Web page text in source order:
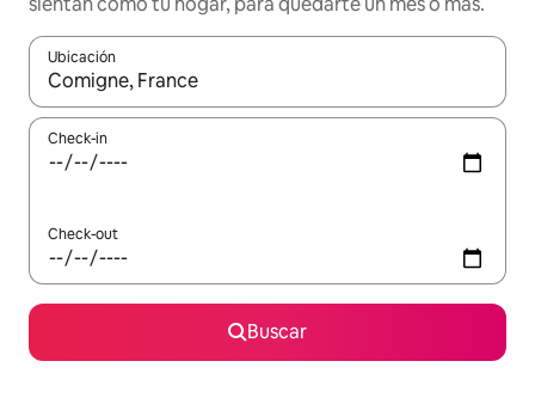
Ubicación
Cuando los resultados estén disponibles, navegá con las
Check-in
Check-out
Buscar